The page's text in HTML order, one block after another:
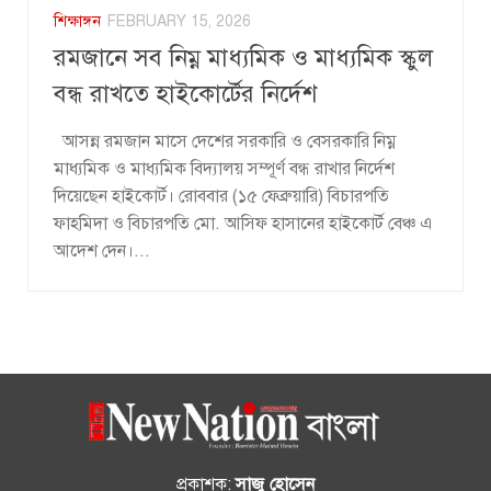
শিক্ষাঙ্গন FEBRUARY 15, 2026
রমজানে সব নিম্ন মাধ্যমিক ও মাধ্যমিক স্কুল
বন্ধ রাখতে হাইকোর্টের নির্দেশ
আসন্ন রমজান মাসে দেশের সরকারি ও বেসরকারি নিম্ন
মাধ্যমিক ও মাধ্যমিক বিদ্যালয় সম্পূর্ণ বন্ধ রাখার নির্দেশ
দিয়েছেন হাইকোর্ট। রোববার (১৫ ফেব্রুয়ারি) বিচারপতি
ফাহমিদা ও বিচারপতি মো. আসিফ হাসানের হাইকোর্ট বেঞ্চ এ
আদেশ দেন।...
প্রকাশক:সাজু হোসেন